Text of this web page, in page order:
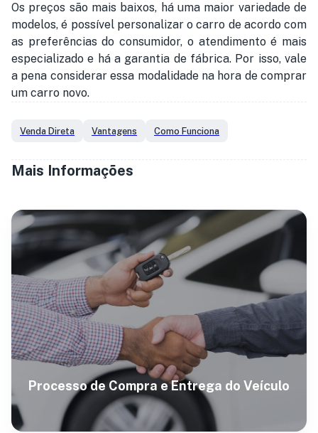
Os preços são mais baixos, há uma maior variedade de
modelos, é possível personalizar o carro de acordo com
as preferências do consumidor, o atendimento é mais
especializado e há a garantia de fábrica. Por isso, vale
a pena considerar essa modalidade na hora de comprar
um carro novo.
Venda Direta Vantagens Como Funciona
Mais Informações
Processo de Compra e Entrega do Veículo